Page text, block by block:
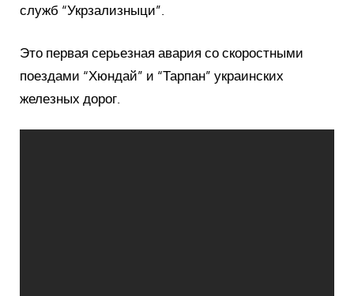
служб “Укрзализныци”.
Это первая серьезная авария со скоростными
поездами “Хюндай” и “Тарпан” украинских
железных дорог.